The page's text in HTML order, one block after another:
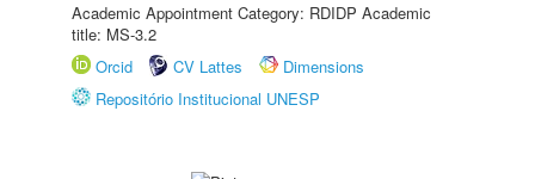
Academic Appointment Category: RDIDP Academic
title: MS-3.2
Orcid
CV Lattes
Dimensions
Repositório Institucional UNESP